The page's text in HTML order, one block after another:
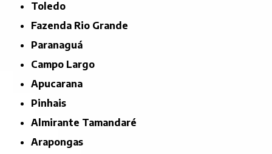
Toledo
Fazenda Rio Grande
Paranaguá
Campo Largo
Apucarana
Pinhais
Almirante Tamandaré
Arapongas